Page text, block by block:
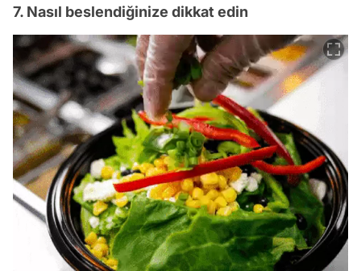
7. Nasıl beslendiğinize dikkat edin